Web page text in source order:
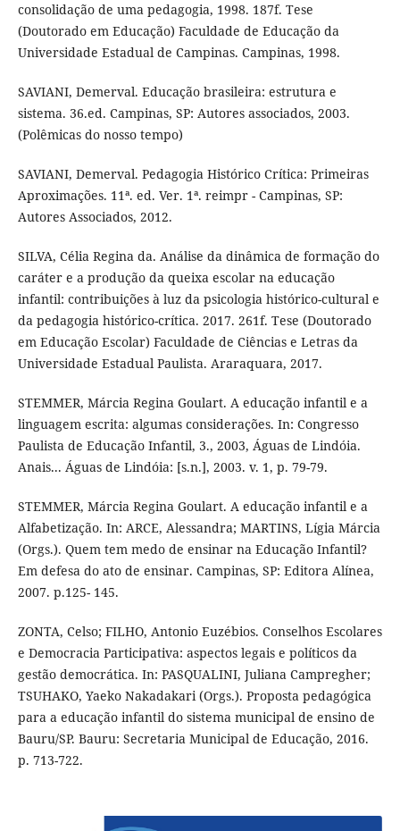
consolidação de uma pedagogia, 1998. 187f. Tese
(Doutorado em Educação) Faculdade de Educação da
Universidade Estadual de Campinas. Campinas, 1998.
SAVIANI, Demerval. Educação brasileira: estrutura e
sistema. 36.ed. Campinas, SP: Autores associados, 2003.
(Polêmicas do nosso tempo)
SAVIANI, Demerval. Pedagogia Histórico Crítica: Primeiras
Aproximações. 11ª. ed. Ver. 1ª. reimpr - Campinas, SP:
Autores Associados, 2012.
SILVA, Célia Regina da. Análise da dinâmica de formação do
caráter e a produção da queixa escolar na educação
infantil: contribuições à luz da psicologia histórico-cultural e
da pedagogia histórico-crítica. 2017. 261f. Tese (Doutorado
em Educação Escolar) Faculdade de Ciências e Letras da
Universidade Estadual Paulista. Araraquara, 2017.
STEMMER, Márcia Regina Goulart. A educação infantil e a
linguagem escrita: algumas considerações. In: Congresso
Paulista de Educação Infantil, 3., 2003, Águas de Lindóia.
Anais... Águas de Lindóia: [s.n.], 2003. v. 1, p. 79-79.
STEMMER, Márcia Regina Goulart. A educação infantil e a
Alfabetização. In: ARCE, Alessandra; MARTINS, Lígia Márcia
(Orgs.). Quem tem medo de ensinar na Educação Infantil?
Em defesa do ato de ensinar. Campinas, SP: Editora Alínea,
2007. p.125- 145.
ZONTA, Celso; FILHO, Antonio Euzébios. Conselhos Escolares
e Democracia Participativa: aspectos legais e políticos da
gestão democrática. In: PASQUALINI, Juliana Campregher;
TSUHAKO, Yaeko Nakadakari (Orgs.). Proposta pedagógica
para a educação infantil do sistema municipal de ensino de
Bauru/SP. Bauru: Secretaria Municipal de Educação, 2016.
p. 713-722.